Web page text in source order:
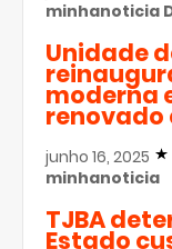
minhanoticia
Unidade
moderna
renovado
junho 16, 2025
minhanoticia
TJBA
Estado